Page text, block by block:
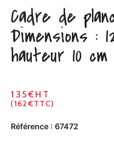
Cadre de
Dimensions :
hauteur 10 cm
135€HT
(162€TTC)
Référence :67472